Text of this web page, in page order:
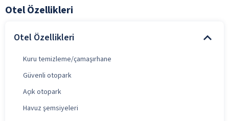
Otel Özellikleri
Otel Özellikleri
Kuru temizleme/çamaşırhane
Güvenli otopark
Açık otopark
Havuz şemsiyeleri